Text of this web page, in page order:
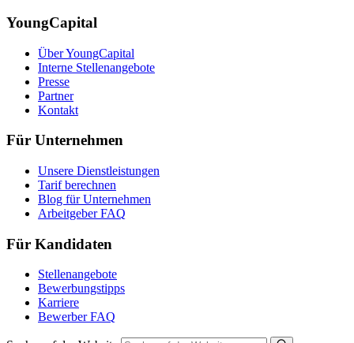
YoungCapital
Über YoungCapital
Interne Stellenangebote
Presse
Partner
Kontakt
Für Unternehmen
Unsere Dienstleistungen
Tarif berechnen
Blog für Unternehmen
Arbeitgeber FAQ
Für Kandidaten
Stellenangebote
Bewerbungstipps
Karriere
Bewerber FAQ